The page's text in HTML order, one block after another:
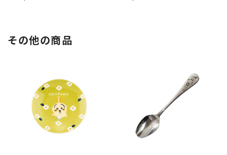
その他の商品